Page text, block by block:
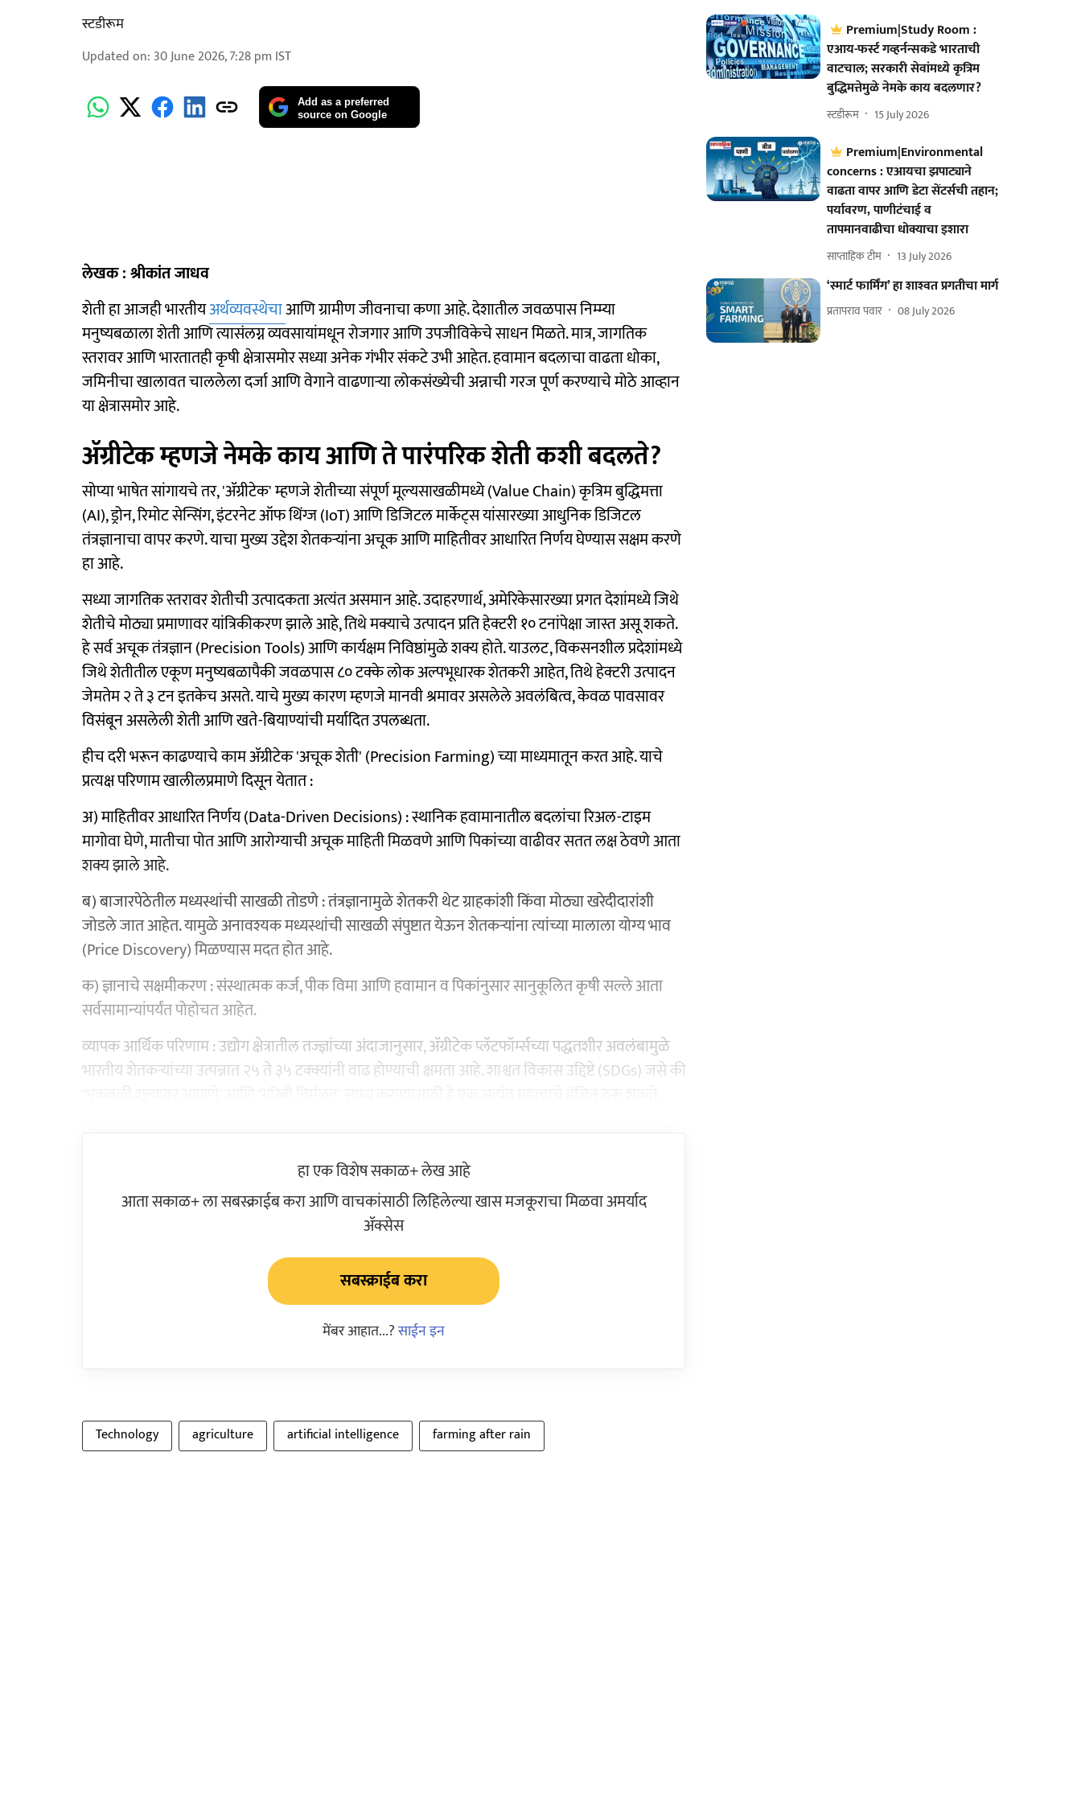
स्टडीरूम
Updated on: 30 June 2026, 7:28 pm IST
Add as a preferred
source on Google
लेखक : श्रीकांत जाधव
शेती हा आजही भारतीयअर्थव्यवस्थेचाआणि ग्रामीण जीवनाचा कणा आहे. देशातील जवळपास निम्म्या
मनुष्यबळाला शेती आणि त्यासंलग्न व्यवसायांमधून रोजगार आणि उपजीविकेचे साधन मिळते. मात्र, जागतिक
स्तरावर आणि भारतातही कृषी क्षेत्रासमोर सध्या अनेक गंभीर संकटे उभी आहेत. हवामान बदलाचा वाढता धोका,
जमिनीचा खालावत चाललेला दर्जा आणि वेगाने वाढणाऱ्या लोकसंख्येची अन्नाची गरज पूर्ण करण्याचे मोठे आव्हान
या क्षेत्रासमोर आहे.
ॲग्रीटेक म्हणजे नेमके काय आणि ते पारंपरिक शेती कशी बदलते?
सोप्या भाषेत सांगायचे तर, 'ॲग्रीटेक' म्हणजे शेतीच्या संपूर्ण मूल्यसाखळीमध्ये (Value Chain) कृत्रिम बुद्धिमत्ता
(AI), ड्रोन, रिमोट सेन्सिंग, इंटरनेट ऑफ थिंग्ज (IoT) आणि डिजिटल मार्केट्स यांसारख्या आधुनिक डिजिटल
तंत्रज्ञानाचा वापर करणे. याचा मुख्य उद्देश शेतकऱ्यांना अचूक आणि माहितीवर आधारित निर्णय घेण्यास सक्षम करणे
हा आहे.
सध्या जागतिक स्तरावर शेतीची उत्पादकता अत्यंत असमान आहे. उदाहरणार्थ, अमेरिकेसारख्या प्रगत देशांमध्ये जिथे
शेतीचे मोठ्या प्रमाणावर यांत्रिकीकरण झाले आहे, तिथे मक्याचे उत्पादन प्रति हेक्टरी १० टनांपेक्षा जास्त असू शकते.
हे सर्व अचूक तंत्रज्ञान (Precision Tools) आणि कार्यक्षम निविष्ठांमुळे शक्य होते. याउलट, विकसनशील प्रदेशांमध्ये
जिथे शेतीतील एकूण मनुष्यबळापैकी जवळपास ८० टक्के लोक अल्पभूधारक शेतकरी आहेत, तिथे हेक्टरी उत्पादन
जेमतेम २ ते ३ टन इतकेच असते. याचे मुख्य कारण म्हणजे मानवी श्रमावर असलेले अवलंबित्व, केवळ पावसावर
विसंबून असलेली शेती आणि खते-बियाण्यांची मर्यादित उपलब्धता.
हीच दरी भरून काढण्याचे काम ॲग्रीटेक 'अचूक शेती' (Precision Farming) च्या माध्यमातून करत आहे. याचे
प्रत्यक्ष परिणाम खालीलप्रमाणे दिसून येतात :
अ) माहितीवर आधारित निर्णय (Data-Driven Decisions) : स्थानिक हवामानातील बदलांचा रिअल-टाइम
मागोवा घेणे, मातीचा पोत आणि आरोग्याची अचूक माहिती मिळवणे आणि पिकांच्या वाढीवर सतत लक्ष ठेवणे आता
शक्य झाले आहे.
ब) बाजारपेठेतील मध्यस्थांची साखळी तोडणे : तंत्रज्ञानामुळे शेतकरी थेट ग्राहकांशी किंवा मोठ्या खरेदीदारांशी
जोडले जात आहेत. यामुळे अनावश्यक मध्यस्थांची साखळी संपुष्टात येऊन शेतकऱ्यांना त्यांच्या मालाला योग्य भाव
(Price Discovery) मिळण्यास मदत होत आहे.
क) ज्ञानाचे सक्षमीकरण : संस्थात्मक कर्ज, पीक विमा आणि हवामान व पिकांनुसार सानुकूलित कृषी सल्ले आता
सर्वसामान्यांपर्यंत पोहोचत आहेत.
व्यापक आर्थिक परिणाम : उद्योग क्षेत्रातील तज्ज्ञांच्या अंदाजानुसार, ॲग्रीटेक प्लॅटफॉर्म्सच्या पद्धतशीर अवलंबामुळे
भारतीय शेतकऱ्यांच्या उत्पन्नात २५ ते ३५ टक्क्यांनी वाढ होण्याची क्षमता आहे. शाश्वत विकास उद्दिष्टे (SDGs) जसे की
हा एक विशेष सकाळ+ लेख आहे
आता सकाळ+ ला सबस्क्राईब करा आणि वाचकांसाठी लिहिलेल्या खास मजकूराचा मिळवा अमर्याद
ॲक्सेस
सबस्क्राईब करा
मेंबर आहात...?साईन इन
Technology agriculture artificial intelligence farming after rain
Premium|Study Room :
एआय-फर्स्ट गव्हर्नन्सकडे भारताची
वाटचाल; सरकारी सेवांमध्ये कृत्रिम
बुद्धिमत्तेमुळे नेमके काय बदलणार?
स्टडीरूम 15 July 2026
Premium|Environmental
concerns : एआयचा झपाट्याने
वाढता वापर आणि डेटा सेंटर्सची तहान;
पर्यावरण, पाणीटंचाई व
तापमानवाढीचा धोक्याचा इशारा
साप्ताहिक टीम 13 July 2026
‘स्मार्ट फार्मिंग’ हा शाश्‍वत प्रगतीचा मार्ग
प्रतापराव पवार 08 July 2026